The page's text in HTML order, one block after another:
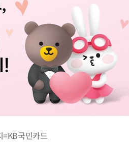
=KB국민카드